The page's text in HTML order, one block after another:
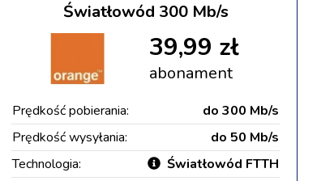
Światłowód 300 Mb/s
39,99 zł
abonament
Prędkość pobierania:
do 300 Mb/s
Prędkość wysyłania:
do 50 Mb/s
Technologia:
Światłowód FTTH